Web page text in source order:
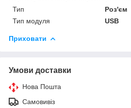
Тип
Роз'єм
Тип модуля
USB
Приховати
Умови доставки
Нова Пошта
Самовивіз